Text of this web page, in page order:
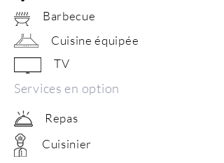
Barbecue
Cuisine équipée
TV
Services en option
Repas
Cuisinier